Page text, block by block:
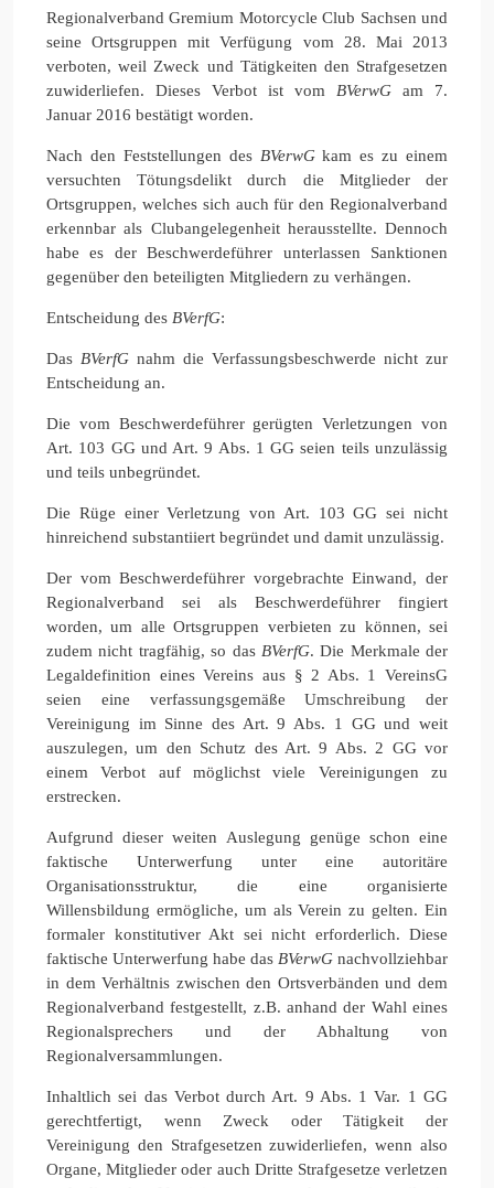
Regionalverband Gremium Motorcycle Club Sachsen und
seine Ortsgruppen mit Verfügung vom 28. Mai 2013
verboten, weil Zweck und Tätigkeiten den Strafgesetzen
zuwiderliefen. Dieses Verbot ist vom BVerwG am 7.
Januar 2016 bestätigt worden.
Nach den Feststellungen des BVerwGkam es zu einem
versuchten Tötungsdelikt durch die Mitglieder der
Ortsgruppen, welches sich auch für den Regionalverband
erkennbar als Clubangelegenheit herausstellte. Dennoch
habe es der Beschwerdeführer unterlassen Sanktionen
gegenüber den beteiligten Mitgliedern zu verhängen.
Entscheidung des BVerfG:
Das BVerfG nahm die Verfassungsbeschwerde nicht zur
Entscheidung an.
Die vom Beschwerdeführer gerügten Verletzungen von
Art. 103 GG und Art. 9 Abs. 1 GG seien teils unzulässig
und teils unbegründet.
Die Rüge einer Verletzung von Art. 103 GG sei nicht
hinreichend substantiiert begründet und damit unzulässig.
Der vom Beschwerdeführer vorgebrachte Einwand, der
Regionalverband sei als Beschwerdeführer fingiert
worden, um alle Ortsgruppen verbieten zu können, sei
zudem nicht tragfähig, so das BVerfG. Die Merkmale der
Legaldefinition eines Vereins aus § 2 Abs. 1 VereinsG
seien eine verfassungsgemäße Umschreibung der
Vereinigung im Sinne des Art. 9 Abs. 1 GG und weit
auszulegen, um den Schutz des Art. 9 Abs. 2 GG vor
einem Verbot auf möglichst viele Vereinigungen zu
erstrecken.
Aufgrund dieser weiten Auslegung genüge schon eine
faktische Unterwerfung unter eine autoritäre
Organisationsstruktur, die eine organisierte
Willensbildung ermögliche, um als Verein zu gelten. Ein
formaler konstitutiver Akt sei nicht erforderlich. Diese
faktische Unterwerfung habe das BVerwG nachvollziehbar
in dem Verhältnis zwischen den Ortsverbänden und dem
Regionalverband festgestellt, z.B. anhand der Wahl eines
Regionalsprechers und der Abhaltung von
Regionalversammlungen.
Inhaltlich sei das Verbot durch Art. 9 Abs. 1 Var. 1 GG
gerechtfertigt, wenn Zweck oder Tätigkeit der
Vereinigung den Strafgesetzen zuwiderliefen, wenn also
Organe, Mitglieder oder auch Dritte Strafgesetze verletzen